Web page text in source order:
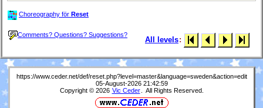
Choreography för Reset
Comments? Questions? Suggestions?
All levels:
https://www.ceder.net/def/reset.php?level=master&language=sweden&action=edit
05-August-2026 21:42:59
Copyright © 2026 Vic Ceder . All Rights Reserved.